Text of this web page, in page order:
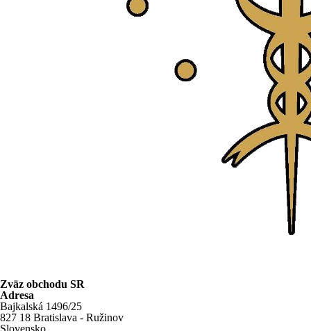
Zväz obchodu SR
Adresa
Bajkalská 1496/25
827 18 Bratislava - Ružinov
Slovensko